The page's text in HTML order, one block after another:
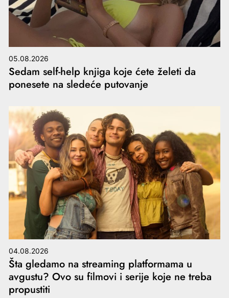
05.08.2026
Sedam self-help knjiga koje ćete želeti da
ponesete na sledeće putovanje
04.08.2026
Šta gledamo na streaming platformama u
avgustu? Ovo su filmovi i serije koje ne treba
propustiti